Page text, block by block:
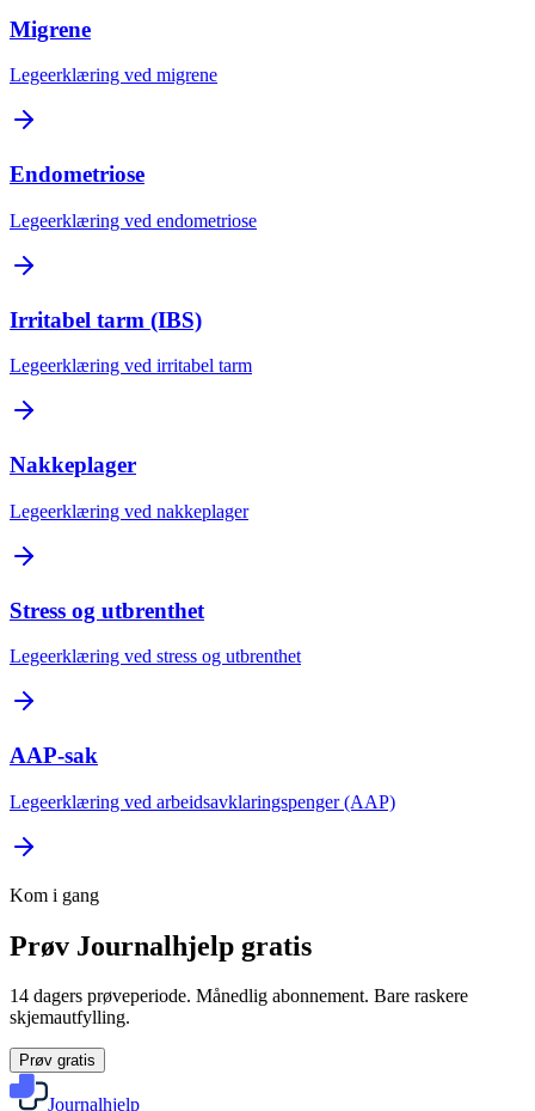
Migrene
Legeerklæring ved migrene
Endometriose
Legeerklæring ved endometriose
Irritabel tarm (IBS)
Legeerklæring ved irritabel tarm
Nakkeplager
Legeerklæring ved nakkeplager
Stress og utbrenthet
Legeerklæring ved stress og utbrenthet
AAP-sak
Legeerklæring ved arbeidsavklaringspenger (AAP)
Kom i gang
Prøv Journalhjelp gratis
14 dagers prøveperiode. Månedlig abonnement. Bare raskere
skjemautfylling.
Prøv gratis
Journalhjelp